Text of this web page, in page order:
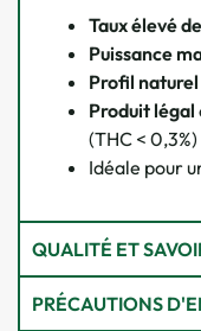
Taux élevé
Puissance
Profil naturel
Produit légal
(THC < 0,3%)
Idéale pour
QUALITÉ ET
PRÉCAUTIONS